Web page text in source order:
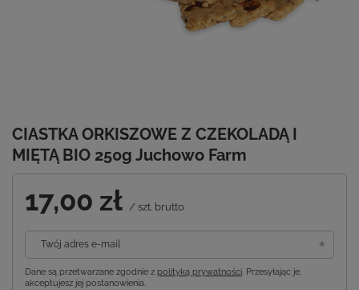
CIASTKA ORKISZOWE Z CZEKOLADĄ I
MIĘTĄ BIO 250g Juchowo Farm
17,00 zł / szt. brutto
Twój adres e-mail
Dane są przetwarzane zgodnie z polityką prywatności. Przesyłając je,
akceptujesz jej postanowienia.